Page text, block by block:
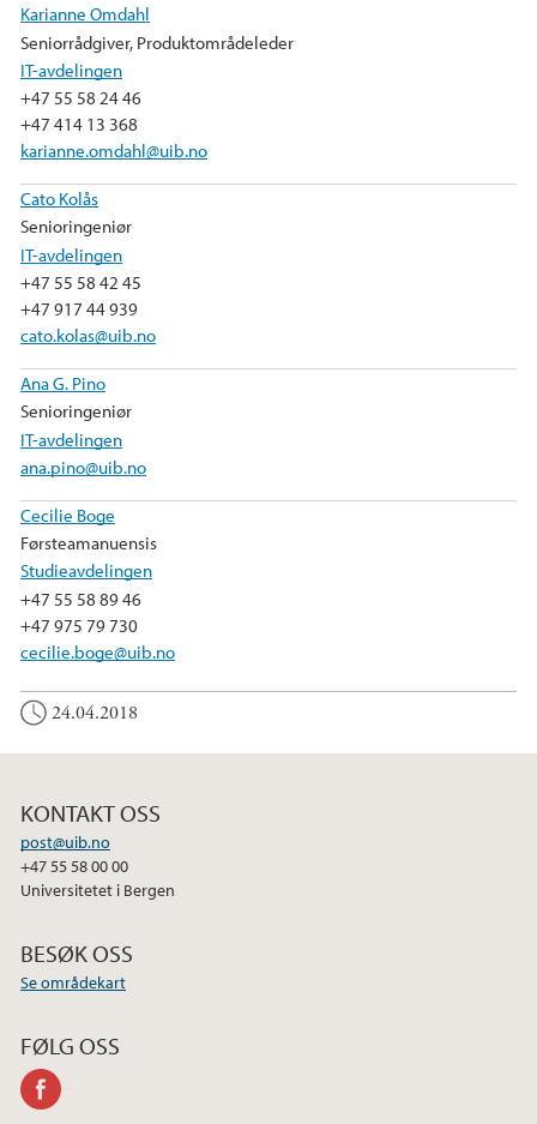
Karianne Omdahl
Seniorrådgiver, Produktområdeleder
IT-avdelingen
+47 55 58 24 46
+47 414 13 368
karianne.omdahl@uib.no
Cato Kolås
Senioringeniør
IT-avdelingen
+47 55 58 42 45
+47 917 44 939
cato.kolas@uib.no
Ana G. Pino
Senioringeniør
IT-avdelingen
ana.pino@uib.no
Cecilie Boge
Førsteamanuensis
Studieavdelingen
+47 55 58 89 46
+47 975 79 730
cecilie.boge@uib.no
24.04.2018
KONTAKT OSS
post@uib.no
+47 55 58 00 00
Universitetet i Bergen
BESØK OSS
Se områdekart
FØLG OSS